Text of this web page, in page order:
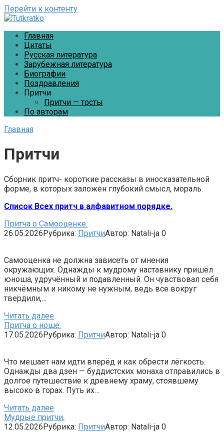
Перейти к контенту
Главная
Цитаты
Русская литература
Зарубежная литература
Биографии
Поздравления
Притчи
Притчи — тосты
По авторам
Главная
Притчи
Сборник притч- короткие рассказы в иносказательной
форме, в которых заложен глубокий смысл, мораль.
Список Всех притч в алфавитном порядке.
Притча о Самооценке.
26.05.2026Рубрика: ПритчиАвтор: Natali-ja 0
Самооценка не должна зависеть от мнения
окружающих. Однажды к мудрому наставнику пришёл
юноша, удручённый и подавленный. Он чувствовал себя
никчёмным и никому не нужным, ведь все вокруг
твердили,…
Читать далее
Притча о ноше.
17.05.2026Рубрика: ПритчиАвтор: Natali-ja 0
Что мешает нам идти вперёд и как обрести лёгкость.
Однажды два дзен — буддистских монаха отправились в
долгое путешествие к древнему храму, стоявшему
высоко в горах. Путь их…
Читать далее
Мудрые притчи.
12.05.2026Рубрика: ПритчиАвтор: Natali-ja 0